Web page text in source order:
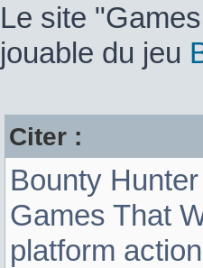
Le site
jouable du jeu
Citer :
Bounty
Games That
platform